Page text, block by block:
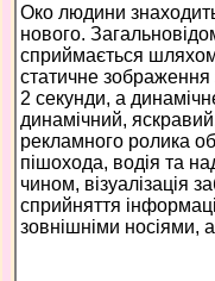
Око людини
нового.
сприймається
статичне зображення
2 секунди, а
динамічний,
рекламного ролика
пішохода, водія та
чином, візуалізація
сприйняття
зовнішніми носіями,